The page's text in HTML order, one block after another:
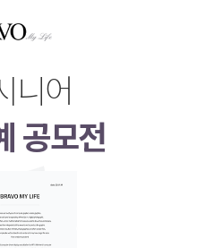
니어
공모전